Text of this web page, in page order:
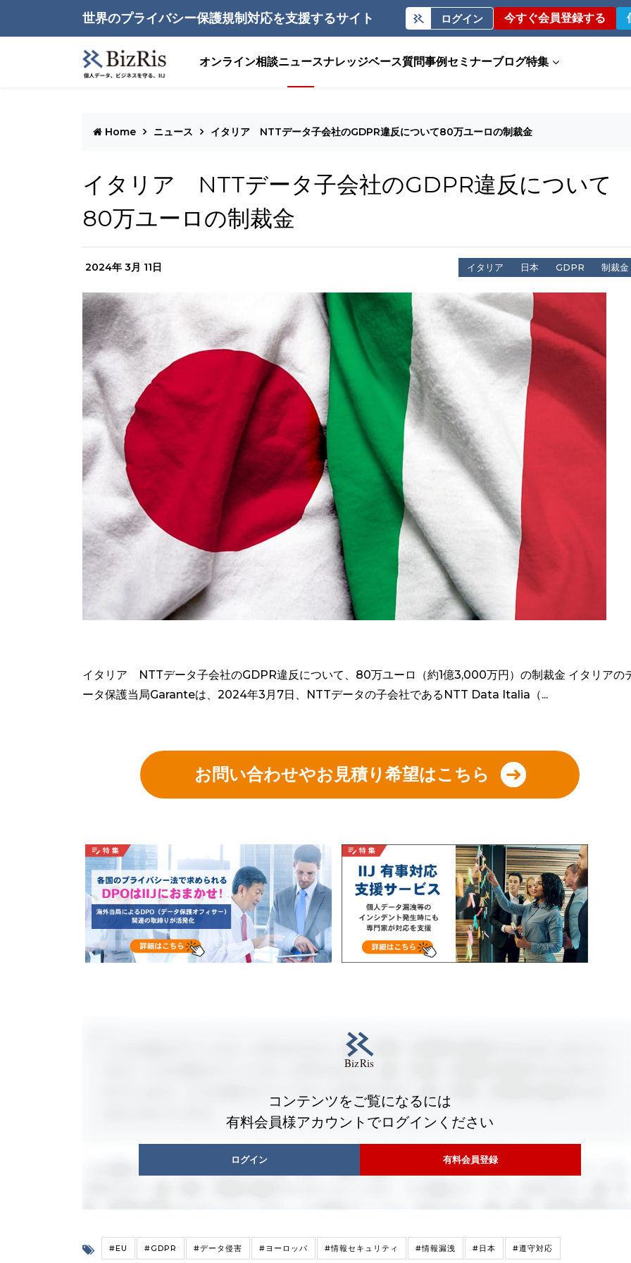
世界のプライバシー保護規制対応を支援するサイト ログイン 今すぐ会員登録する
オンライン相談ニュースナレッジベース質問事例 セミナーブログ特集
Home ニュース イタリア NTTデータ子会社のGDPR違反について80万ユーロの制裁金
イタリア NTTデータ子会社のGDPR違反について
80万ユーロの制裁金
2024年 3月 11日 イタリア 日本 GDPR 制裁金
イタリア NTTデータ子会社のGDPR違反について、80万ユーロ（約1億3,000万円）の制裁金 イタリアの
ータ保護当局Garanteは、2024年3月7日、NTTデータの子会社であるNTT Data Italia（...
お問い合わせやお見積り希望はこちら
コンテンツをご覧になるには
有料会員様アカウントでログインください
ログイン 有料会員登録
#EU #GDPR #データ侵害 #ヨーロッパ #情報セキュリティ #情報漏洩 #日本 #遵守対応